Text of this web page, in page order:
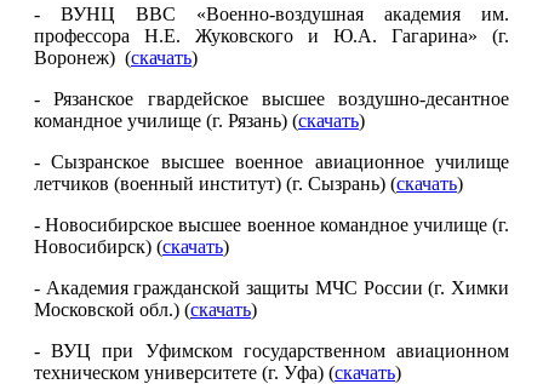
- ВУНЦ ВВС «Военно-воздушная академия им.
профессора Н.Е. Жуковского и Ю.А. Гагарина» (г.
Воронеж) (скачать)
- Рязанское гвардейское высшее воздушно-десантное
командное училище (г. Рязань) (скачать)
- Сызранское высшее военное авиационное училище
летчиков (военный институт) (г. Сызрань) (скачать)
- Новосибирское высшее военное командное училище (г.
Новосибирск) (скачать)
- Академия гражданской защиты МЧС России (г. Химки
Московской обл.) (скачать)
- ВУЦ при Уфимском государственном авиационном
техническом университете (г. Уфа) (скачать)